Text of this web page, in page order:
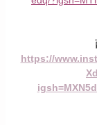
https://